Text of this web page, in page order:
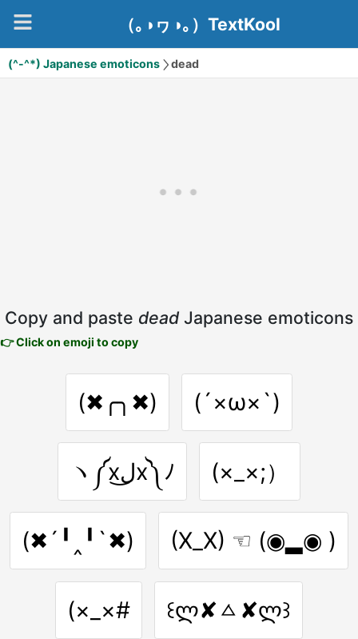
（｡◑ヮ◑｡）TextKool
(^-^*) Japanese emoticons dead
Copy and paste dead Japanese emoticons
👉 Click on emoji to copy
(✖╭╮✖) (´×ω×`)
ヽ༼xل͜x༽ﾉ (×_×;）
(✖´╹‸╹`✖) (X_X) ☜ (◉▂◉ )
(×_×# ꒰ლ✘ㅿ✘ლ꒱